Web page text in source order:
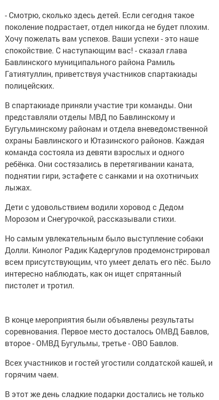
- Смотрю, сколько здесь детей. Если сегодня такое
поколение подрастает, отдел никогда не будет плохим.
Хочу пожелать вам успехов. Ваши успехи - это наше
спокойствие. С наступающим вас! - сказал глава
Бавлинского муниципального района Рамиль
Гатиятуллин, приветствуя участников спартакиады
полицейских.
В спартакиаде приняли участие три команды. Они
представляли отделы МВД по Бавлинскому и
Бугульминскому районам и отдела вневедомственной
охраны Бавлинского и Ютазинского районов. Каждая
команда состояла из девяти взрослых и одного
ребёнка. Они состязались в перетягивании каната,
поднятии гири, эстафете с санками и на охотничьих
лыжах.
Дети с удовольствием водили хоровод с Дедом
Морозом и Снегурочкой, рассказывали стихи.
Но самым увлекательным было выступление собаки
Долли. Кинолог Радик Кадергулов продемонстрировал
всем присутствующим, что умеет делать его пёс. Было
интересно наблюдать, как он ищет спрятанный
пистолет и тротил.
В конце мероприятия были объявлены результаты
соревнования. Первое место досталось ОМВД Бавлов,
второе - ОМВД Бугульмы, третье - ОВО Бавлов.
Всех участников и гостей угостили солдатской кашей, и
горячим чаем.
В этот же день сладкие подарки достались не только